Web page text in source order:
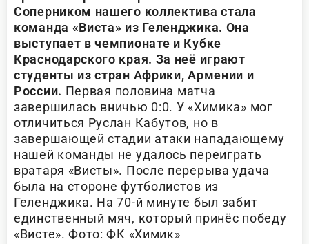
Соперником нашего коллектива стала
команда «Виста» из Геленджика. Она
выступает в чемпионате и Кубке
Краснодарского края. За неё играют
студенты из стран Африки, Армении и
России. Первая половина матча
завершилась вничью 0:0. У «Химика» мог
отличиться Руслан Кабутов, но в
завершающей стадии атаки нападающему
нашей команды не удалось переиграть
вратаря «Висты». После перерыва удача
была на стороне футболистов из
Геленджика. На 70-й минуте был забит
единственный мяч, который принёс победу
«Висте». Фото: ФК «Химик»